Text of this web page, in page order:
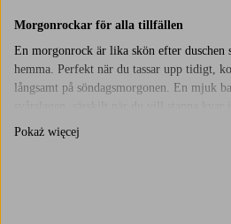
Morgonrockar för alla tillfällen
En morgonrock är lika skön efter duschen
hemma. Perfekt när du tassar upp tidigt,
långsamt på söndagsmorgonen. En mjuk
längre. Hos oss hittar du morgonrockar för
Pokaż więcej